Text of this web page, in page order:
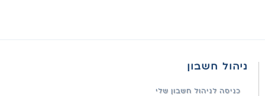
ניהול חשבון
כניסה לניהול חשבון שלי